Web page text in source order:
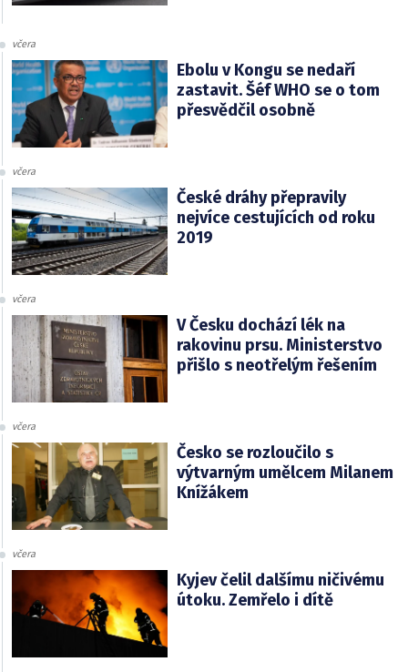
včera
Ebolu v Kongu se nedaří
zastavit. Šéf WHO se o tom
přesvědčil osobně
včera
České dráhy přepravily
nejvíce cestujících od roku
2019
včera
V Česku dochází lék na
rakovinu prsu. Ministerstvo
přišlo s neotřelým řešením
včera
Česko se rozloučilo s
výtvarným umělcem Milanem
Knížákem
včera
Kyjev čelil dalšímu ničivému
útoku. Zemřelo i dítě